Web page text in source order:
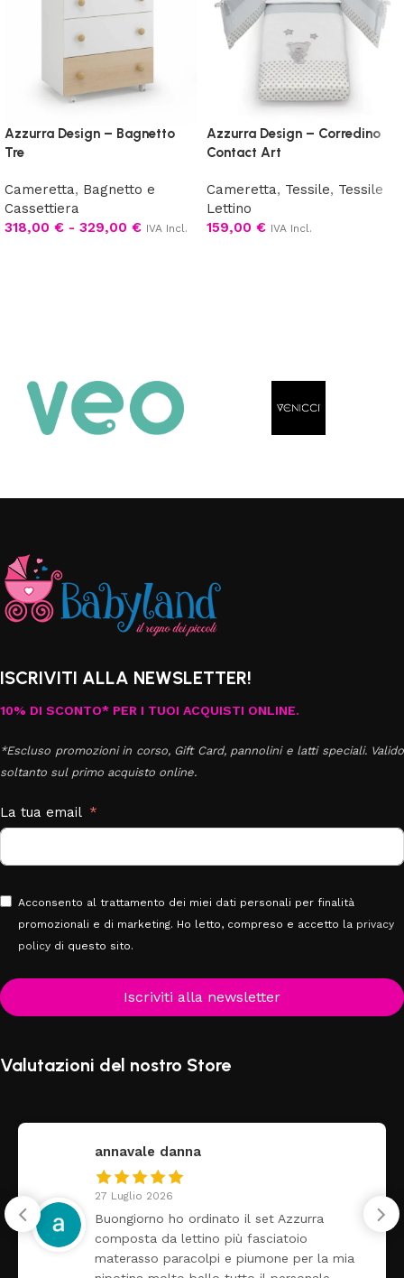
Azzurra Design – Bagnetto
Tre
Cameretta, Bagnetto e
Cassettiera
318,00 € - 329,00 € IVA Incl.
Azzurra Design – Corredino
Contact Art
Cameretta, Tessile, Tessile
Lettino
159,00 € IVA Incl.
ISCRIVITI ALLA NEWSLETTER!
10% DI SCONTO* PER I TUOI ACQUISTI ONLINE.
*Escluso promozioni in corso, Gift Card, pannolini e latti speciali. Valido
soltanto sul primo acquisto online.
La tua email
Acconsento al trattamento dei miei dati personali per finalità
promozionali e di marketing. Ho letto, compreso e accetto la privacy
policy di questo sito.
Iscriviti alla newsletter
Valutazioni del nostro Store
federica
Tutti perfetto! Ho ordinato un
arrivato ben imballato dopo
Prezzo ottimi rispetto la